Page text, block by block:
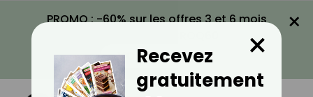
PROMO : -60% sur les offres 3 et 6 mois
VOIR LA PROMO
×
Recevez
gratuitement
×